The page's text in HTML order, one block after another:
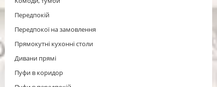
Передпокій
Передпокої на замовлення
Прямокутні кухонні столи
Дивани прямі
Пуфи в коридор